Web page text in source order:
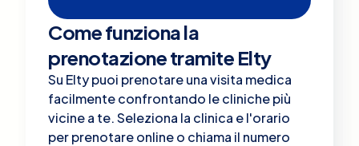
Come funziona la
prenotazione tramite Elty
Su Elty puoi prenotare una visita medica
facilmente confrontando le cliniche più
vicine a te. Seleziona la clinica e l'orario
per prenotare online o chiama il numero